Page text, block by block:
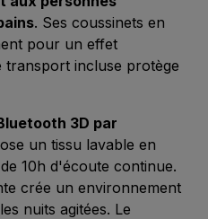
. Ses coussinets en
pour un effet
transport incluse protège
3D par
un tissu lavable en
10h d'écoute continue.
crée un environnement
nuits agitées. Le